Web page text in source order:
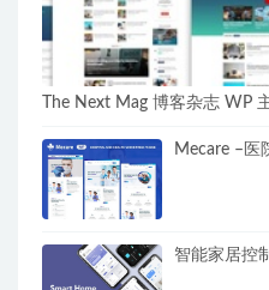
The Next Mag 博客杂志 WP
Mecare –医
智能家居控